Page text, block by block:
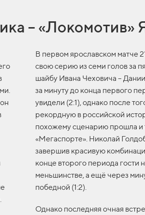
– «Локомотив»
В первом ярославском матче
свою серию из семи голов за
шайбу Ивана Чеховича –
за минуту до конца первого
увидели (2:1), однако после
рекордную в российской
похожему сценарию прошла и
«Мегаспорте». Николай
завершив красивую
конце второго периода гости
меньшинстве, а ещё через
победной (1:2).
Однако последняя очная